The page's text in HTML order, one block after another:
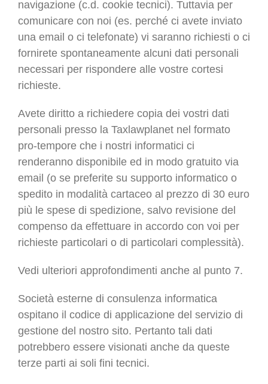
navigazione (c.d. cookie tecnici). Tuttavia per
comunicare con noi (es. perché ci avete inviato
una email o ci telefonate) vi saranno richiesti o ci
fornirete spontaneamente alcuni dati personali
necessari per rispondere alle vostre cortesi
richieste.
Avete diritto a richiedere copia dei vostri dati
personali presso la Taxlawplanet nel formato
pro-tempore che i nostri informatici ci
renderanno disponibile ed in modo gratuito via
email (o se preferite su supporto informatico o
spedito in modalità cartaceo al prezzo di 30 euro
più le spese di spedizione, salvo revisione del
compenso da effettuare in accordo con voi per
richieste particolari o di particolari complessità).
Vedi ulteriori approfondimenti anche al punto 7.
Società esterne di consulenza informatica
ospitano il codice di applicazione del servizio di
gestione del nostro sito. Pertanto tali dati
potrebbero essere visionati anche da queste
terze parti ai soli fini tecnici.